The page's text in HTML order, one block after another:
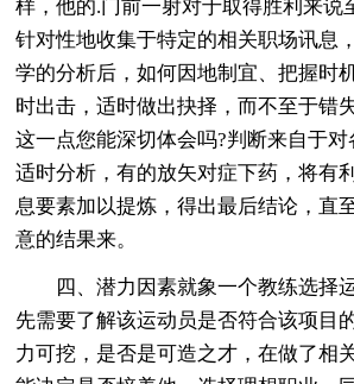
样，他的.门前一射对于取得胜利来说
针对性地收集于特定的相关职场讯息
学的分析后，如何因地制宜、把握时
时出击，适时做出抉择，而不至于错
这一点您能深切体会吗?判断来自于
适时分析，有的放矢对症下药，将有
息要素加以提炼，得出最后结论，直
意的结果来。
四、潜力因素就象一个教练选择
先需要了解该运动员是否符合该项目
力可挖，是否是可造之才，在做了相